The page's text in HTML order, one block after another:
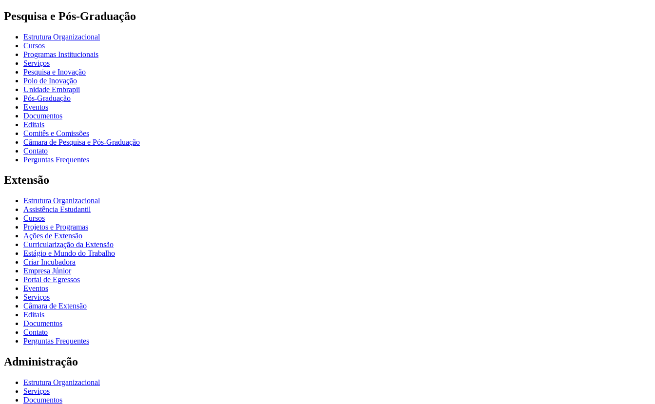
Pesquisa e Pós-Graduação
Estrutura Organizacional
Cursos
Programas Institucionais
Serviços
Pesquisa e Inovação
Polo de Inovação
Unidade Embrapii
Pós-Graduação
Eventos
Documentos
Editais
Comitês e Comissões
Câmara de Pesquisa e Pós-Graduação
Contato
Perguntas Frequentes
Extensão
Estrutura Organizacional
Assistência Estudantil
Cursos
Projetos e Programas
Ações de Extensão
Curricularização da Extensão
Estágio e Mundo do Trabalho
Criar Incubadora
Empresa Júnior
Portal de Egressos
Eventos
Serviços
Câmara de Extensão
Editais
Documentos
Contato
Perguntas Frequentes
Administração
Estrutura Organizacional
Serviços
Documentos